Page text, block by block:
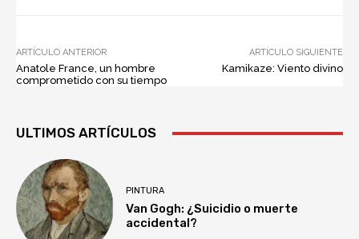
ARTÍCULO ANTERIOR
Anatole France, un hombre
comprometido con su tiempo
ARTÍCULO SIGUIENTE
Kamikaze: Viento divino
ULTIMOS ARTÍCULOS
PINTURA
Van Gogh: ¿Suicidio o muerte
accidental?